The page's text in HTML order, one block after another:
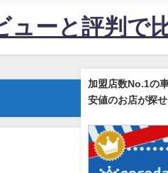
ューと評判で
加盟店数No.1の
安値のお店が探せ